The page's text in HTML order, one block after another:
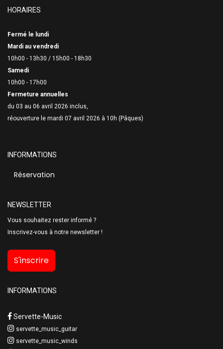
HORAIRES
Fermé le lundi
Mardi au vendredi
10h00 - 13h30 / 15h00 - 18h30
Samedi
10h00 - 17h00
Fermeture annuelles
du 03 au 06 avril 2026 inclus,
réouverture le mardi 07 avril 2026 à 10h (Pâques)
INFORMATIONS
Réservation
NEWSLETTER
Vous souhaitez rester informé ?
Inscrivez-vous à notre newsletter !
S'inscrire
INFORMATIONS
Servette-Music
servette_music_guitar
servette_music_winds